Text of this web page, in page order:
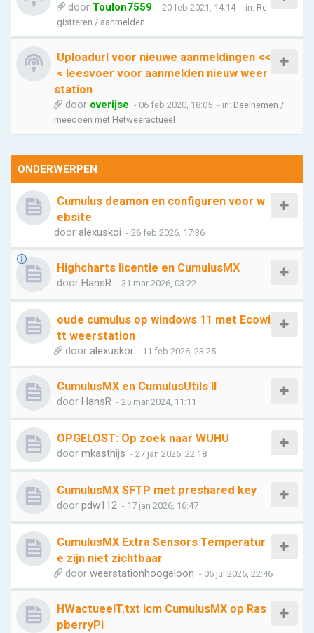
door Toulon7559 - 20 feb 2021, 14:14 - in: Re
gistreren / aanmelden
Uploadurl voor nieuwe aanmeldingen <<
< leesvoer voor aanmelden nieuw weer
station
door overijse - 06 feb 2020, 18:05 - in: Deelnemen /
meedoen met Hetweeractueel
ONDERWERPEN
Cumulus deamon en configuren voor w
ebsite
door alexuskoi - 26 feb 2026, 17:36
Highcharts licentie en CumulusMX
door HansR - 31 mar 2026, 03:22
oude cumulus op windows 11 met Ecowi
tt weerstation
door alexuskoi - 11 feb 2026, 23:25
CumulusMX en CumulusUtils II
door HansR - 25 mar 2024, 11:11
OPGELOST: Op zoek naar WUHU
door mkasthijs - 27 jan 2026, 22:18
CumulusMX SFTP met preshared key
door pdw112 - 17 jan 2026, 16:47
CumulusMX Extra Sensors Temperatur
e zijn niet zichtbaar
door weerstationhoogeloon - 05 jul 2025, 22:46
HWactueelT.txt icm CumulusMX op Ras
pberryPi